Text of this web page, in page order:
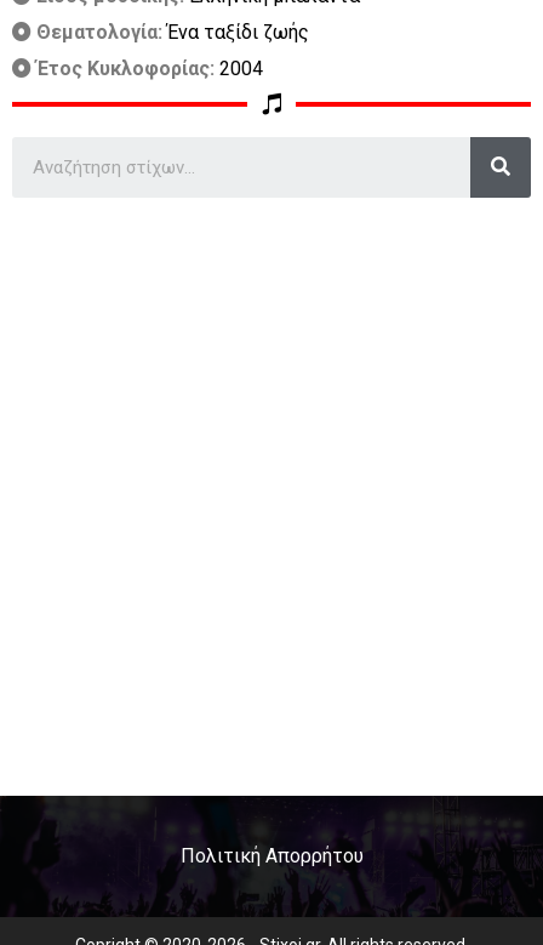
Θεματολογία:Ένα ταξίδι ζωής
Έτος Κυκλοφορίας: 2004
Πολιτική Απορρήτου